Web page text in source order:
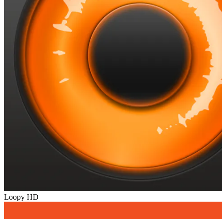
Loopy HD